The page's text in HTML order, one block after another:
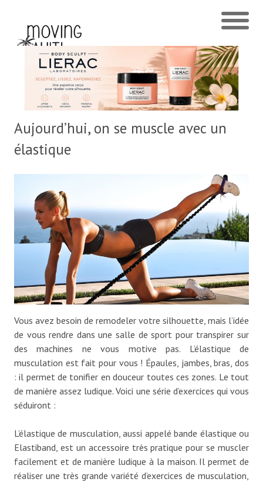
Aujourd’hui, on se muscle avec un
élastique
Vous avez besoin de remodeler votre silhouette, mais l’idée
de vous rendre dans une salle de sport pour transpirer sur
des machines ne vous motive pas. L’élastique de
musculation est fait pour vous ! Épaules, jambes, bras, dos
: il permet de tonifier en douceur toutes ces zones. Le tout
de manière assez ludique. Voici une série d’exercices qui vous
séduiront :
L’élastique de musculation, aussi appelé bande élastique ou
Elastiband, est un accessoire très pratique pour se muscler
facilement et de manière ludique à la maison. Il permet de
réaliser une très grande variété d’exercices de musculation,